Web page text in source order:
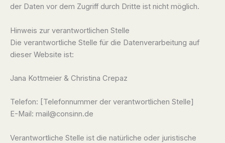
der Daten vor dem Zugriff durch Dritte ist nicht möglich.
Hinweis zur verantwortlichen Stelle
Die verantwortliche Stelle für die Datenverarbeitung auf
dieser Website ist:
Jana Kottmeier & Christina Crepaz
Telefon: [Telefonnummer der verantwortlichen Stelle]
E-Mail: mail@consinn.de
Verantwortliche Stelle ist die natürliche oder juristische